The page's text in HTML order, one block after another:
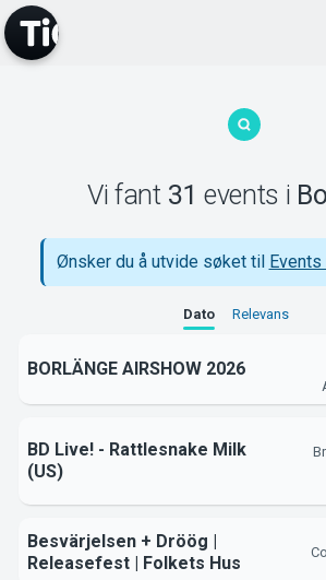
Support
Vi fant 31 events i
Ønsker du å utvide søket til
Dato Relevans
BORLÄNGE AIRSHOW 2026
BD Live! - Rattlesnake Milk
(US)
Besvärjelsen + Dröög |
Releasefest | Folkets Hus